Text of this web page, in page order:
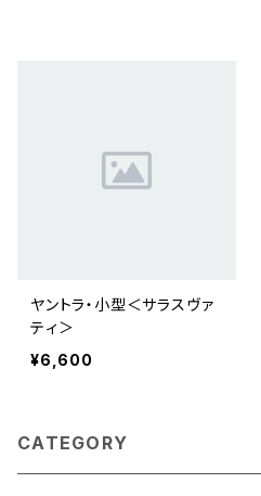
ヤントラ・小型＜サラスヴァ
ティ＞
¥6,600
CATEGORY